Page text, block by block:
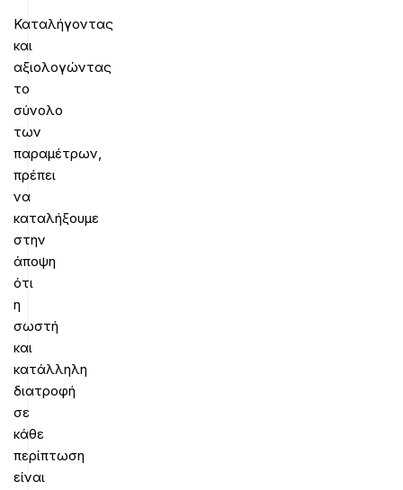
Καταλήγοντας
και
αξιολογώντας
το
σύνολο
των
παραμέτρων,
πρέπει
να
καταλήξουμε
στην
άποψη
ότι
η
σωστή
και
κατάλληλη
διατροφή
σε
κάθε
περίπτωση
είναι